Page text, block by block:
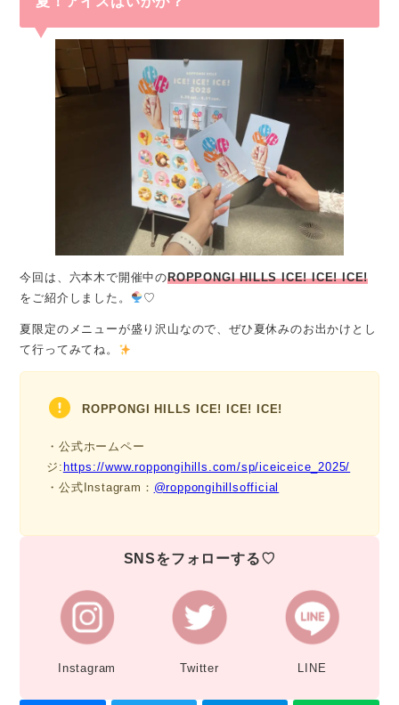
今回は、六本木で開催中のROPPONGI HILLS ICE! ICE! ICE!
をご紹介しました。
♡
夏限定のメニューが盛り沢山なので、ぜひ夏休みのお出かけとし
て行ってみてね。
ROPPONGI HILLS ICE! ICE! ICE!
・公式ホームペー
ジ: https://www.roppongihills.com/sp/iceiceice_2025/
・公式Instagram： @roppongihillsofficial
SNSをフォローする♡
Instagram Twitter LINE